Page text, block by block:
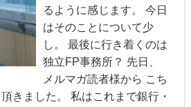
るように感じます。 今日
はそのことについて少
し。 最後に行き着くのは
独立FP事務所？ 先日、
メルマガ読者様から こち
きました。 私はこれまで銀行・